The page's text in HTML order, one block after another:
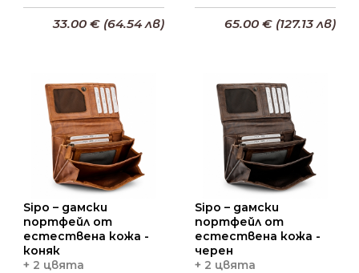
33.00 € (64.54 лв) 65.00 € (127.13 лв)
Sipo – дамски
портфейл от
естествена кожа -
коняк
+ 2 цвята
Sipo – дамски
портфейл от
естествена кожа -
черен
+ 2 цвята